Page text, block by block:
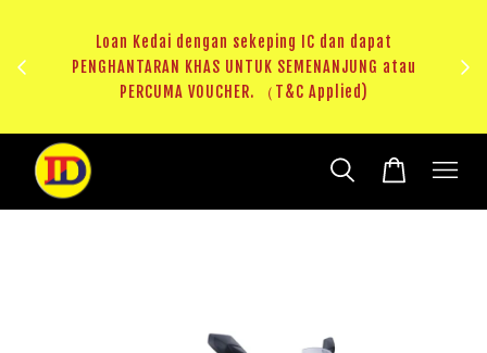
RM20 Voucher Khas untuk sparepart atau accessories